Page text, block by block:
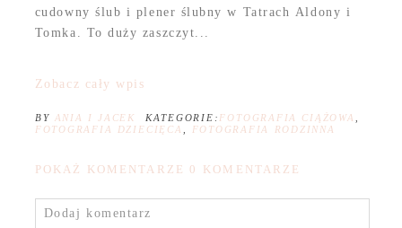
cudowny ślub i plener ślubny w Tatrach Aldony i
Tomka. To duży zaszczyt...
Zobacz cały wpis
BY ANIA I JACEK KATEGORIE: FOTOGRAFIA CIĄŻOWA ,
FOTOGRAFIA DZIECIĘCA , FOTOGRAFIA RODZINNA
POKAŻ KOMENTARZE 0 KOMENTARZE
Dodaj komentarz